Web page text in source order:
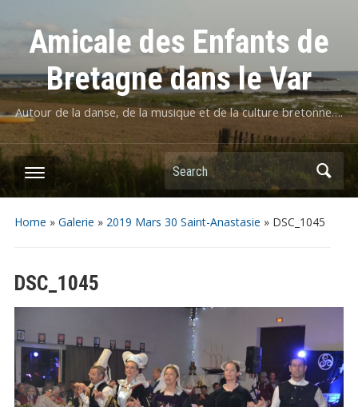
Amicale des Enfants de
Bretagne dans le Var
Autour de la danse, de la musique et de la culture bretonne….
Home » Galerie » 2019 Mars 30 Saint-Anastasie » DSC_1045
DSC_1045